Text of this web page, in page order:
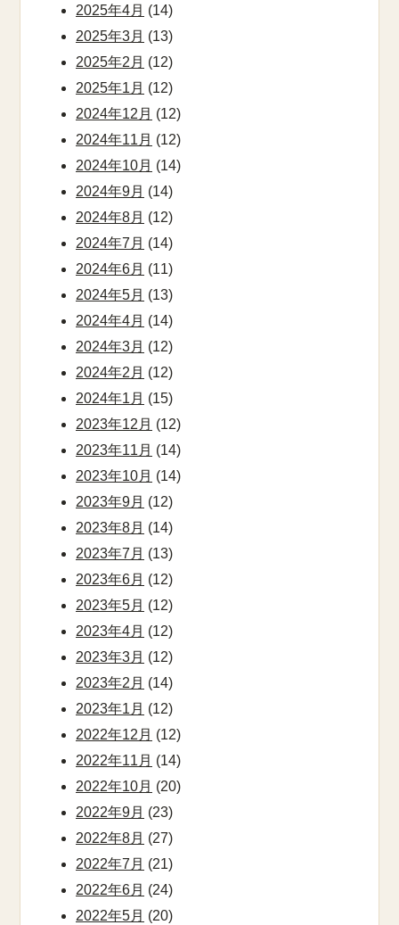
2025年4月 (14)
2025年3月 (13)
2025年2月 (12)
2025年1月 (12)
2024年12月 (12)
2024年11月 (12)
2024年10月 (14)
2024年9月 (14)
2024年8月 (12)
2024年7月 (14)
2024年6月 (11)
2024年5月 (13)
2024年4月 (14)
2024年3月 (12)
2024年2月 (12)
2024年1月 (15)
2023年12月 (12)
2023年11月 (14)
2023年10月 (14)
2023年9月 (12)
2023年8月 (14)
2023年7月 (13)
2023年6月 (12)
2023年5月 (12)
2023年4月 (12)
2023年3月 (12)
2023年2月 (14)
2023年1月 (12)
2022年12月 (12)
2022年11月 (14)
2022年10月 (20)
2022年9月 (23)
2022年8月 (27)
2022年7月 (21)
2022年6月 (24)
2022年5月 (20)